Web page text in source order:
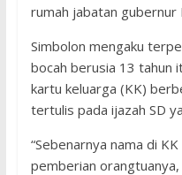
rumah jabatan
Simbolon mengaku
bocah berusia 13 tahun
kartu keluarga (KK)
tertulis pada ijazah SD
“Sebenarnya nama di
pemberian orangtuanya,